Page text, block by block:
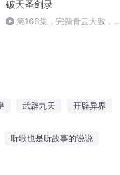
破天圣剑录
第166集，完颜青云大败，杨
武辟九天 开辟异界
听歌也是听故事的说说